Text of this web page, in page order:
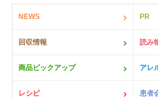
NEWS PR
回収情報 読み
商品ピックアップ アレ
レシピ 患者